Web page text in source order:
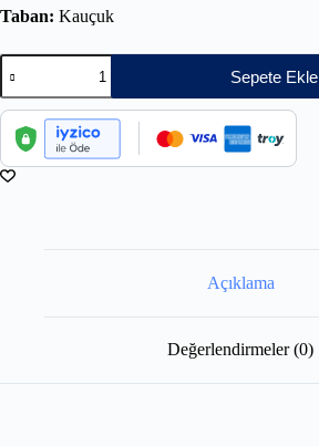
Taban: Kauçuk
Sepete Ekle
Açıklama
Değerlendirmeler (0)